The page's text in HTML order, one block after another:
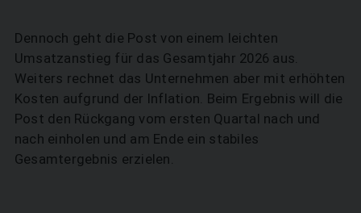
Dennoch geht die Post von einem leichten
Umsatzanstieg für das Gesamtjahr 2026 aus.
Weiters rechnet das Unternehmen aber mit erhöhten
Kosten aufgrund der Inflation. Beim Ergebnis will die
Post den Rückgang vom ersten Quartal nach und
nach einholen und am Ende ein stabiles
Gesamtergebnis erzielen.